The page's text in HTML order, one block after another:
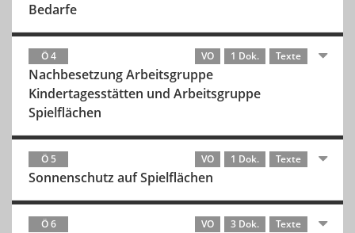
Bedarfe
Ö 4 VO 1 Dok. Texte
Nachbesetzung Arbeitsgruppe
Kindertagesstätten und Arbeitsgruppe
Spielflächen
Ö 5 VO 1 Dok. Texte
Sonnenschutz auf Spielflächen
Ö 6 VO 3 Dok. Texte